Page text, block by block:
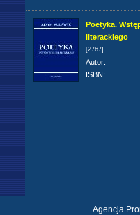
Poetyka.
literackiego
[2767]
Autor:
ISBN:
Agencja